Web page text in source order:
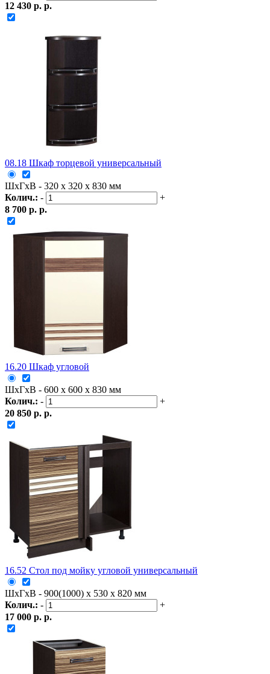
12 430 р. р.
08.18 Шкаф торцевой универсальный
ШxГxВ - 320 x 320 x 830 мм
Колич.: -
+
8 700 р. р.
16.20 Шкаф угловой
ШxГxВ - 600 x 600 x 830 мм
Колич.: -
+
20 850 р. р.
16.52 Стол под мойку угловой универсальный
ШxГxВ - 900(1000) x 530 x 820 мм
Колич.: -
+
17 000 р. р.